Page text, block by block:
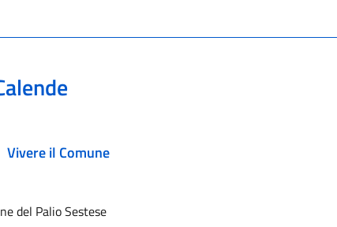
Vivere il Comune
del Palio Sestese